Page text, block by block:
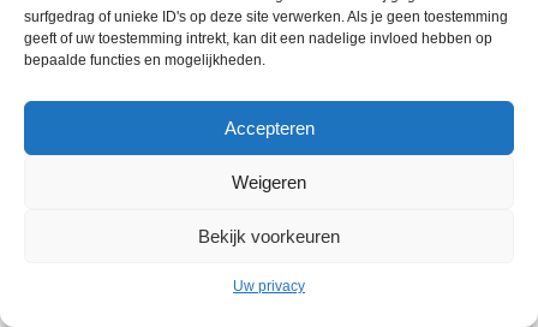
surfgedrag of unieke ID's op deze site verwerken. Als je geen toestemming
geeft of uw toestemming intrekt, kan dit een nadelige invloed hebben op
bepaalde functies en mogelijkheden.
Accepteren
Weigeren
Bekijk voorkeuren
Uw privacy
© 2013 - 2026 De Duurzame Tuin KvK Gouda 29029262 - BTW nr
NL001968744B76 Hosting: